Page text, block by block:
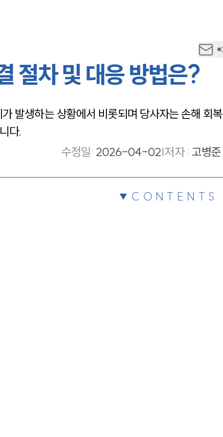
절차 및 대응 방법은?
발생하는 상황에서 비롯되며 당사자는 손해 회복
다.
수정일: 2026-04-02|저자 : 고병준
CONTENTS